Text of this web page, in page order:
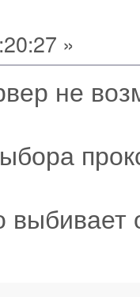
»
не
выбивает